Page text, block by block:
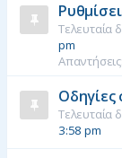
Τελευταία
pm
Απαντήσεις:
Οδηγίες
Τελευταία
3:58 pm